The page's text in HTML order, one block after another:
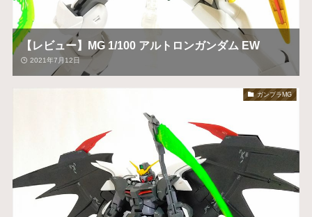
【レビュー】MG 1/100 アルトロンガンダム EW
2021年7月12日
ガンプラMG